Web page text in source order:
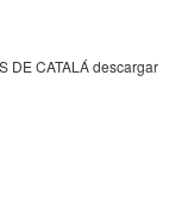
DE CATALÁ descargar